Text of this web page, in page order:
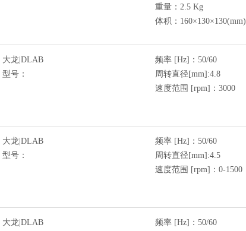
重量：2.5 Kg
体积：160×130×130(mm)
大龙|DLAB
型号：
频率 [Hz]：50/60
周转直径[mm]:4.8
速度范围 [rpm]：3000
大龙|DLAB
型号：
频率 [Hz]：50/60
周转直径[mm]:4.5
速度范围 [rpm]：0-1500
大龙|DLAB
频率 [Hz]：50/60